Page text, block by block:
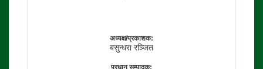
अध्यक्ष/प्रकाशक:
बसुन्धरा रञ्जित
प्रधान सम्पादक: